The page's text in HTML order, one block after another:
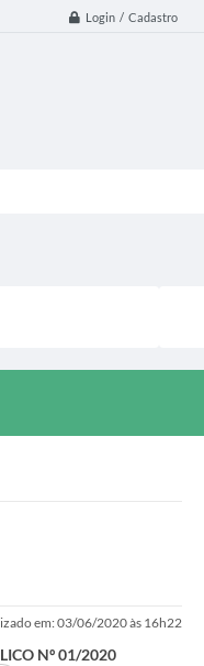
Login / Cadastro
em: 03/06/2020 às 16h22
Nº 01/2020